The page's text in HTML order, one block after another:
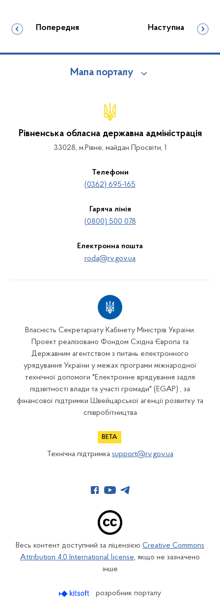
Попередня Наступна
Мапа порталу
Рівненська обласна державна адміністрація
33028, м.Рівне, майдан Просвіти, 1
Телефони
(0362) 695-165
Гаряча лінія
(0800) 500 078
Електронна пошта
roda@rv.gov.ua
Власність Секретаріату Кабінету Міністрів України.
Проект реалізовано Фондом Східна Європа та
Державним агентством з питань електронного
урядування України у межах програми міжнародної
технічної допомоги "Електронне врядування задля
підзвітності влади та участі громади" (EGAP) , за
фінансової підтримки Швейцарської агенції розвитку та
співробітництва
Технічна підтримка support@rv.gov.ua
Весь контент доступний за ліцензією Creative Commons
Attribution 4.0 International license, якщо не зазначено
інше
розробник порталу